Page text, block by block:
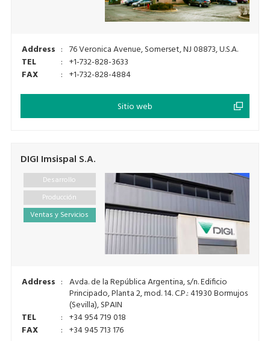
Address : 76 Veronica Avenue, Somerset, NJ 08873, U.S.A.
TEL
: +1-732-828-3633
FAX
: +1-732-828-4884
Sitio web
DIGI Imsispal S.A.
Desarrollo
Producción
Ventas y Servicios
Address : Avda. de la República Argentina, s/n. Edificio
Principado, Planta 2, mod. 14. C.P.: 41930 Bormujos
(Sevilla), SPAIN
TEL
: +34 954 719 018
FAX
: +34 945 713 176